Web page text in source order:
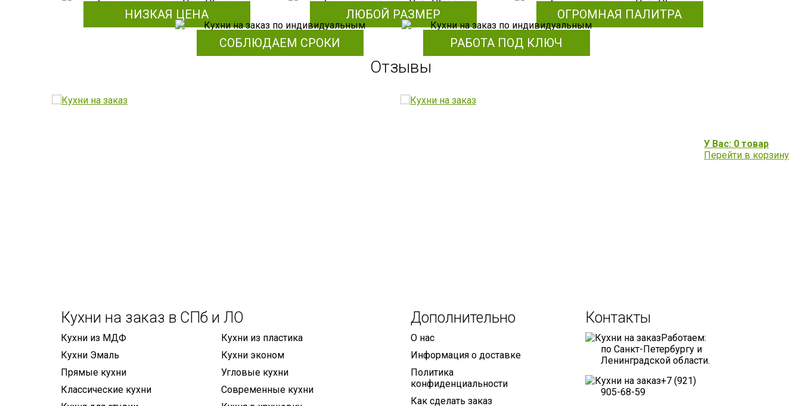
НИЗКАЯ ЦЕНА ЛЮБОЙ РАЗМЕР
ОГРОМНАЯ ПАЛИТРА
СОБЛЮДАЕМ СРОКИ
РАБОТА ПОД КЛЮЧ
Отзывы
У Вас: 0 товар
Перейти в корзину
Кухни на заказ в СПб и ЛО
Кухни из МДФ
Кухни из пластика
Кухни Эмаль
Кухни эконом
Прямые кухни
Угловые кухни
Классические кухни
Современные кухни
Дополнительно
О нас
Информация о доставке
Политика
конфиденциальности
Как сделать заказ
Контакты
Работаем:
по Санкт-Петербургу и
Ленинградской области.
+7 (921)
905-68-59